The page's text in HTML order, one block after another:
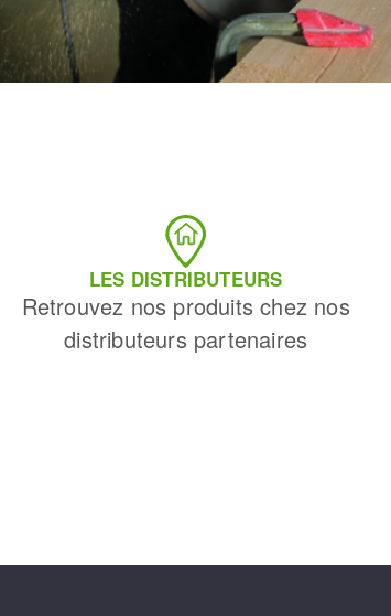
LES DISTRIBUTEURS
Retrouvez nos produits chez nos
distributeurs partenaires